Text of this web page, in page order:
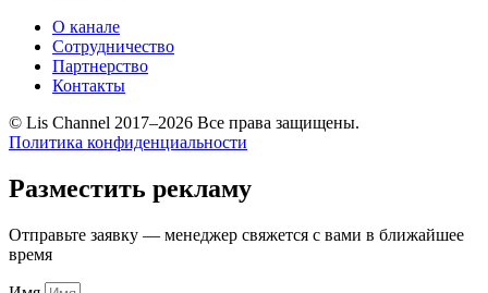
О канале
Сотрудничество
Партнерство
Контакты
© Lis Channel 2017–2026 Все права защищены.
Политика конфиденциальности
Разместить рекламу
Отправьте заявку — менеджер свяжется с вами в ближайшее
время